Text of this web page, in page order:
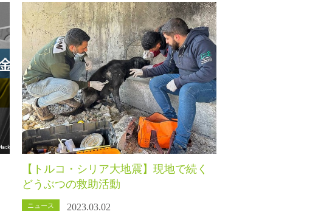
【トルコ・シリア大地震】現地で続く
どうぶつの救助活動
ニュース
2023.03.02